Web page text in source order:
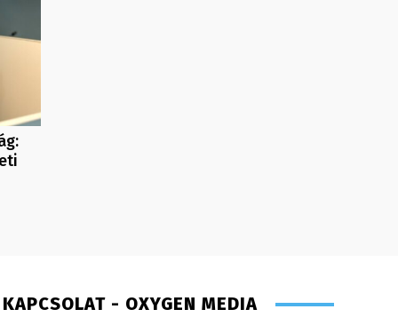
KAPCSOLAT - OXYGEN MEDIA